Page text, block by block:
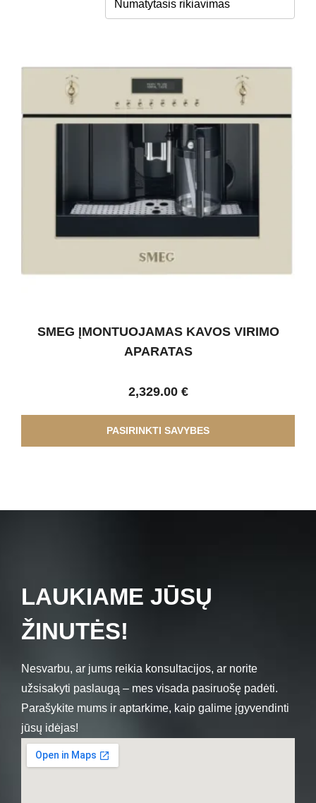
SMEG ĮMONTUOJAMAS KAVOS VIRIMO
APARATAS
2,329.00 €
PASIRINKTI SAVYBES
LAUKIAME JŪSŲ
ŽINUTĖS!
Nesvarbu, ar jums reikia konsultacijos, ar norite
užsisakyti paslaugą – mes visada pasiruošę padėti.
Parašykite mums ir aptarkime, kaip galime įgyvendinti
jūsų idėjas!